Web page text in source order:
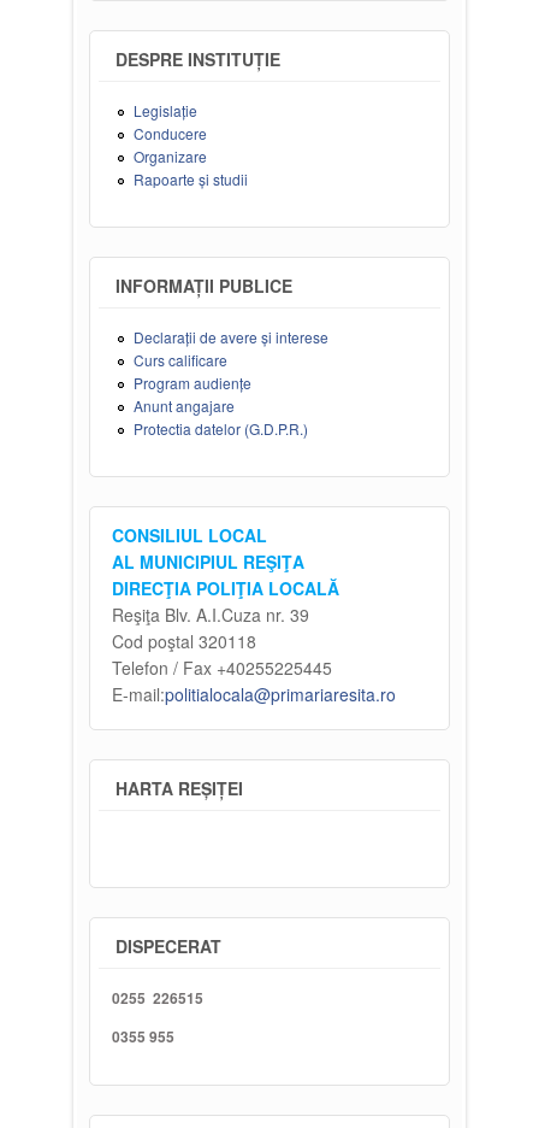
DESPRE INSTITUȚIE
Legislație
Conducere
Organizare
Rapoarte și studii
INFORMAȚII PUBLICE
Declarații de avere și interese
Curs calificare
Program audiențe
Anunt angajare
Protectia datelor (G.D.P.R.)
CONSILIUL LOCAL
AL MUNICIPIUL REŞIŢA
DIRECŢIA POLIŢIA LOCALĂ
Reşiţa Blv. A.I.Cuza nr. 39
Cod poştal 320118
Telefon / Fax +40255225445
E-mail:politialocala@primariaresita.ro
HARTA REȘIȚEI
DISPECERAT
0255 226515
0355 955